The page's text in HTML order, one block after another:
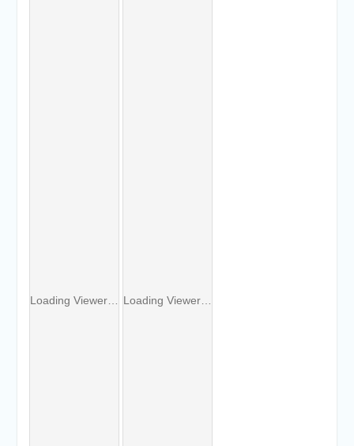
Loading Viewer… Loading Viewer…